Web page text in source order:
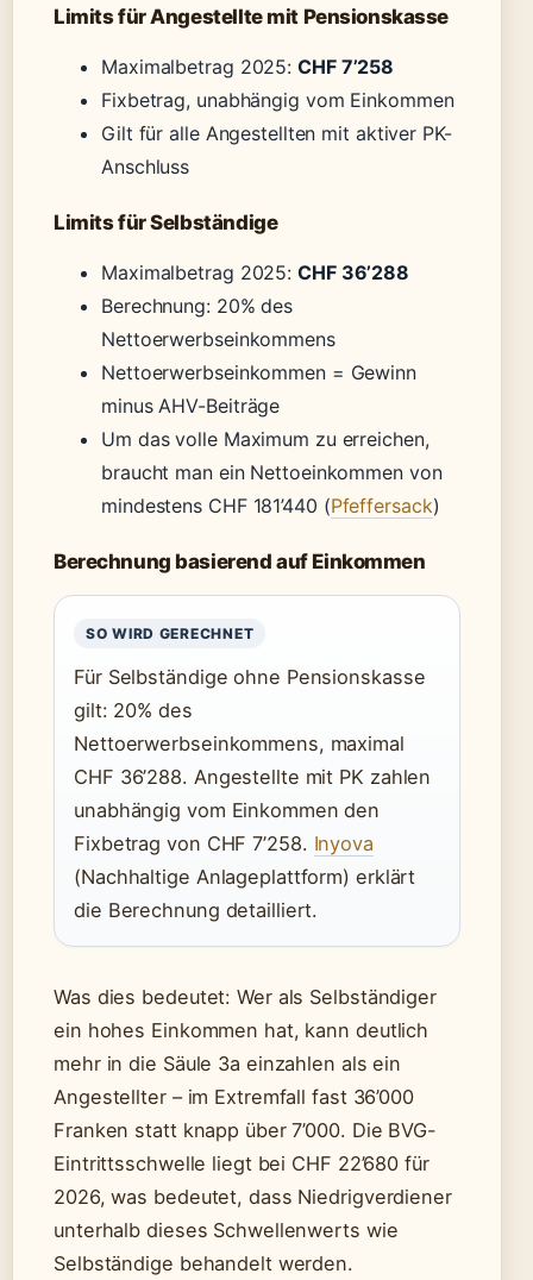
Limits für Angestellte mit Pensionskasse
Maximalbetrag 2025: CHF 7’258
Fixbetrag, unabhängig vom Einkommen
Gilt für alle Angestellten mit aktiver PK-
Anschluss
Limits für Selbständige
Maximalbetrag 2025: CHF 36’288
Berechnung: 20% des
Nettoerwerbseinkommens
Nettoerwerbseinkommen = Gewinn
minus AHV-Beiträge
Um das volle Maximum zu erreichen,
braucht man ein Nettoeinkommen von
mindestens CHF 181’440 (Pfeffersack)
Berechnung basierend auf Einkommen
SO WIRD GERECHNET
Für Selbständige ohne Pensionskasse
gilt: 20% des
Nettoerwerbseinkommens, maximal
CHF 36’288. Angestellte mit PK zahlen
unabhängig vom Einkommen den
Fixbetrag von CHF 7’258. Inyova
(Nachhaltige Anlageplattform) erklärt
die Berechnung detailliert.
Was dies bedeutet: Wer als Selbständiger
ein hohes Einkommen hat, kann deutlich
mehr in die Säule 3a einzahlen als ein
Angestellter – im Extremfall fast 36’000
Franken statt knapp über 7’000. Die BVG-
Eintrittsschwelle liegt bei CHF 22’680 für
2026, was bedeutet, dass Niedrigverdiener
unterhalb dieses Schwellenwerts wie
Selbständige behandelt werden.